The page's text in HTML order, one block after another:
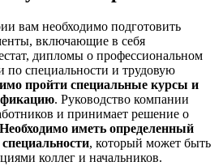
вам необходимо подготовить
включающие в себя
дипломы о профессиональном
по специальности и трудовую
пройти специальные курсы и
. Руководство компании
и принимает решение о
Необходимо иметь определенный
, который может быть
коллег и начальников.